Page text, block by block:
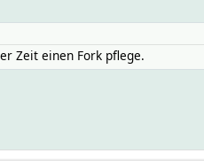
Zeit einen Fork pflege.